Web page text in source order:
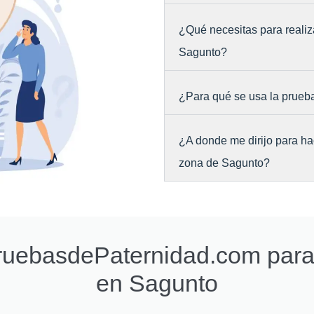
¿Qué necesitas para
Sagunto?
¿Para qué se usa la
¿A donde me dirijo para
zona de Sagunto?
en Sagunto